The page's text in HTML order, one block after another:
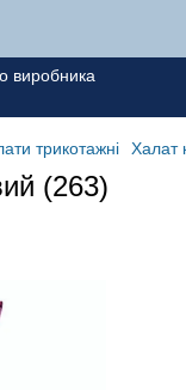
виробника
трикотажні Халат
(263)